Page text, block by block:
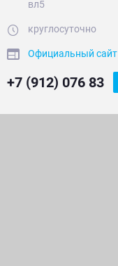
вл5
круглосуточно
Официальный сайт
+7 (912) 076 83